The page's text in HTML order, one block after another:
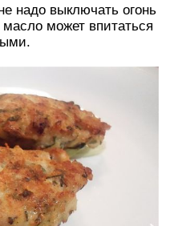
надо выключать огонь
может впитаться